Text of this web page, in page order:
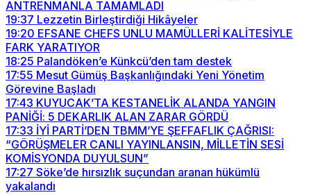
ANTRENMANLA TAMAMLADI
19:37 Lezzetin Birleştirdiği Hikâyeler
19:20 EFSANE CHEFS UNLU MAMÜLLERİ KALİTESİYLE
FARK YARATIYOR
18:25 Palandöken’e Künkcü’den tam destek
17:55 Mesut Gümüş Başkanlığındaki Yeni Yönetim
Görevine Başladı
17:43 KUYUCAK’TA KESTANELİK ALANDA YANGIN
PANİĞİ: 5 DEKARLIK ALAN ZARAR GÖRDÜ
17:33 İYİ PARTİ’DEN TBMM’YE ŞEFFAFLIK ÇAĞRISI:
“GÖRÜŞMELER CANLI YAYINLANSIN, MİLLETİN SESİ
KOMİSYONDA DUYULSUN”
17:27 Söke’de hırsızlık suçundan aranan hükümlü
yakalandı